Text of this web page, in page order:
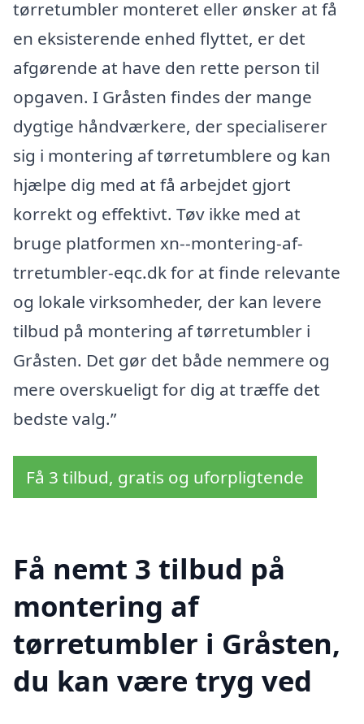
tørretumbler monteret eller ønsker at få
en eksisterende enhed flyttet, er det
afgørende at have den rette person til
opgaven. I Gråsten findes der mange
dygtige håndværkere, der specialiserer
sig i montering af tørretumblere og kan
hjælpe dig med at få arbejdet gjort
korrekt og effektivt. Tøv ikke med at
bruge platformen xn--montering-af-
trretumbler-eqc.dk for at finde relevante
og lokale virksomheder, der kan levere
tilbud på montering af tørretumbler i
Gråsten. Det gør det både nemmere og
mere overskueligt for dig at træffe det
bedste valg.”
Få 3 tilbud, gratis og uforpligtende
Få nemt 3 tilbud på
montering af
tørretumbler i Gråsten,
du kan være tryg ved